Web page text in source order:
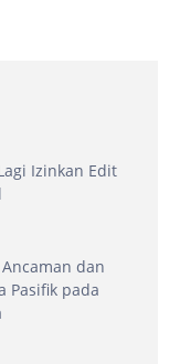
Izinkan Edit
dan
Pasifik pada